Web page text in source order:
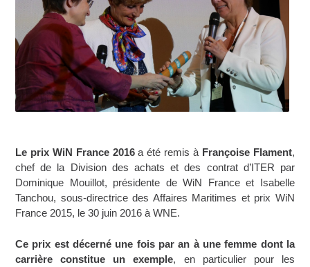
Le prix WiN France 2016a été remis à Françoise Flament,
chef de la Division des achats et des contrat d’ITER par
Dominique Mouillot, présidente de WiN France et Isabelle
Tanchou, sous-directrice des Affaires Maritimes et prix WiN
France 2015, le 30 juin 2016 à WNE.
Ce prix est décerné une fois par an à une femme dont la
carrière constitue un exemple, en particulier pour les